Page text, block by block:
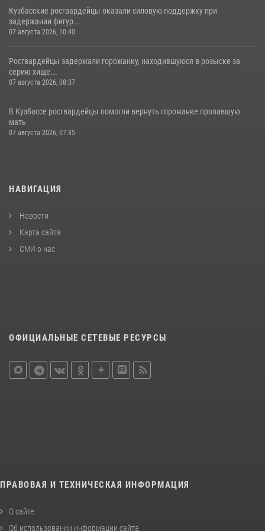
Кузбасские росгвардейцы оказали силовую поддержку при
задержании фигур...
07 августа 2026, 10:40
Росгвардейцы задержали горожанку, находившуюся в розыске за
серию хище...
07 августа 2026, 08:37
В Кузбассе росгвардейцы помогли вернуть горожанке пропавшую
мать
07 августа 2026, 07:35
НАВИГАЦИЯ
Новости
Карта сайта
СМИ о нас
ОФИЦИАЛЬНЫЕ СЕТЕВЫЕ РЕСУРСЫ
ПРАВОВАЯ И ТЕХНИЧЕСКАЯ ИНФОРМАЦИЯ
О сайте
Об использовании информации сайта